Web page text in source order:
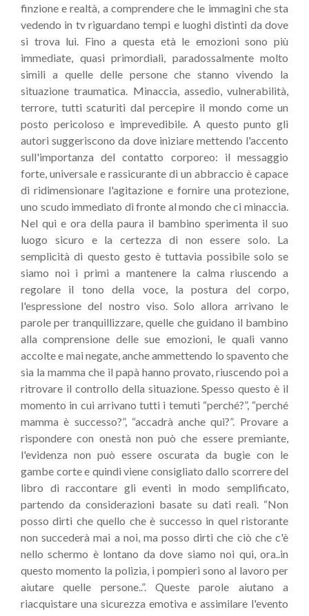
finzione e realtà, a comprendere che le immagini che sta
vedendo in tv riguardano tempi e luoghi distinti da dove
si trova lui. Fino a questa età le emozioni sono più
immediate, quasi primordiali, paradossalmente molto
simili a quelle delle persone che stanno vivendo la
situazione traumatica. Minaccia, assedio, vulnerabilità,
terrore, tutti scaturiti dal percepire il mondo come un
posto pericoloso e imprevedibile. A questo punto gli
autori suggeriscono da dove iniziare mettendo l'accento
sull'importanza del contatto corporeo: il messaggio
forte, universale e rassicurante di un abbraccio è capace
di ridimensionare l'agitazione e fornire una protezione,
uno scudo immediato di fronte al mondo che ci minaccia.
Nel qui e ora della paura il bambino sperimenta il suo
luogo sicuro e la certezza di non essere solo. La
semplicità di questo gesto è tuttavia possibile solo se
siamo noi i primi a mantenere la calma riuscendo a
regolare il tono della voce, la postura del corpo,
l'espressione del nostro viso. Solo allora arrivano le
parole per tranquillizzare, quelle che guidano il bambino
alla comprensione delle sue emozioni, le quali vanno
accolte e mai negate, anche ammettendo lo spavento che
sia la mamma che il papà hanno provato, riuscendo poi a
ritrovare il controllo della situazione. Spesso questo è il
momento in cui arrivano tutti i temuti “perché?”, “perché
mamma è successo?”, “accadrà anche qui?”. Provare a
rispondere con onestà non può che essere premiante,
l'evidenza non può essere oscurata da bugie con le
gambe corte e quindi viene consigliato dallo scorrere del
libro di raccontare gli eventi in modo semplificato,
partendo da considerazioni basate su dati reali. “Non
posso dirti che quello che è successo in quel ristorante
non succederà mai a noi, ma posso dirti che ciò che c'è
nello schermo è lontano da dove siamo noi qui, ora..in
questo momento la polizia, i pompieri sono al lavoro per
aiutare quelle persone..”. Queste parole aiutano a
riacquistare una sicurezza emotiva e assimilare l'evento